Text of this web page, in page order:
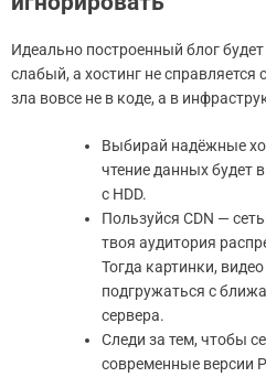
Идеально построенный блог
слабый, а хостинг не справляется
зла вовсе не в коде, а в
Выбирай надёжные
чтение данных будет
с HDD.
Пользуйся CDN —
твоя аудитория
Тогда картинки,
подгружаться с
сервера.
Следи за тем, чтобы
современные версии